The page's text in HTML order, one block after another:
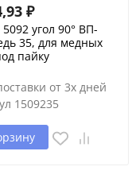
₽
угол 90° ВП-
35, для медных
пайку
от 3х дней
1509235